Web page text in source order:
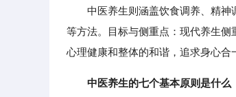
中医养生则涵盖饮食调养、精神
等方法。目标与侧重点：现代养生
心理健康和整体的和谐，追求身心合
中医养生的七个基本原则是什么